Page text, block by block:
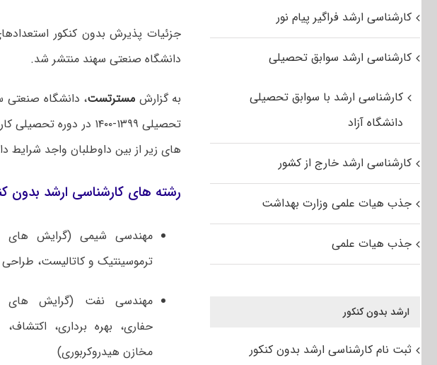
دانشگاه صنعتی سهند منتشر شد.
به گزارش مسترتست، دانشگاه صنعتی
تحصیلی ۱۳۹۹-۱۴۰۰ در
های زیر از بین داوطلبان واجد
رشته های کارشناسی ارشد بدون کنکور ۹۹ دانشگاه
مهندسی شیمی (گرایش های
ترموسینتیک و کاتالیست،
مهندسی نفت (گرایش های
حفاری، بهره برداری، اکتشاف،
مخازن هیدروکربوری)
کارشناسی ارشد فراگیر پیام نور
کارشناسی ارشد سوابق تحصیلی
کارشناسی ارشد با سوابق تحصیلی
دانشگاه آزاد
کارشناسی ارشد خارج از کشور
جذب هیات علمی وزارت بهداشت
جذب هیات علمی
ارشد بدون کنکور
ثبت نام کارشناسی ارشد بدون کنکور